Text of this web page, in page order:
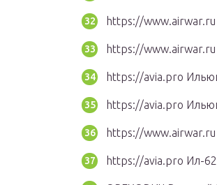
https://
https://
https://avia.pro
https://avia.pro
https://
https://avia.pro Ил-62